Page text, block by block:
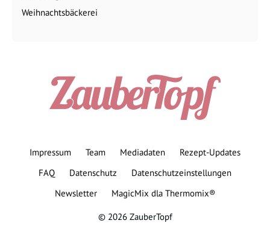
Weihnachtsbäckerei
Impressum Team Mediadaten
Rezept-Updates
FAQ
Datenschutz
Datenschutzeinstellungen
Newsletter
MagicMix dla Thermomix®
© 2026 ZauberTopf